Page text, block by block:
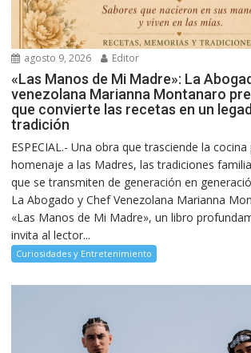
agosto 9, 2026 Editor
«Las Manos de Mi Madre»: La
venezolana Marianna Montanaro
que convierte las recetas en un
tradición
ESPECIAL.- Una obra que trasciende la
homenaje a las Madres, las tradiciones
que se transmiten de generación en
La Abogado y Chef Venezolana Marianna
«Las Manos de Mi Madre», un libro
invita al lector...
Curiosidades y Entretenimiento